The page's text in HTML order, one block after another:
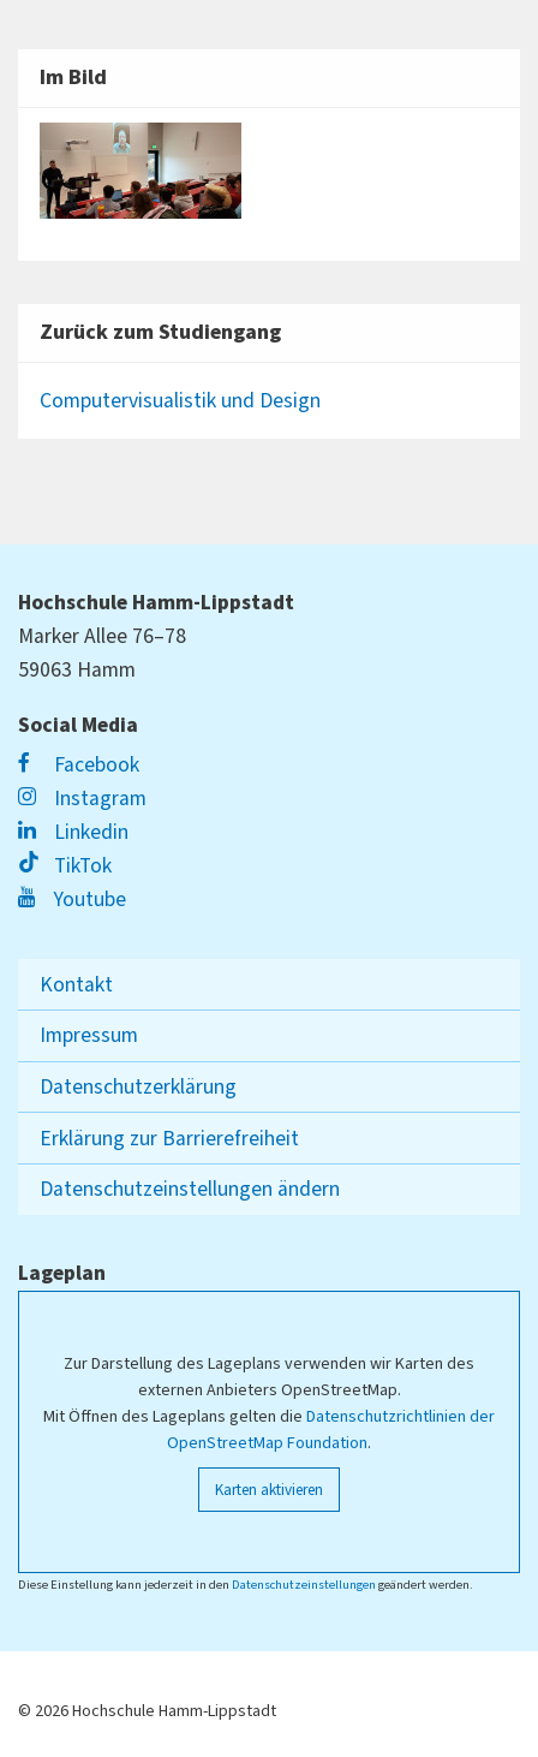
Im Bild
Zurück zum Studiengang
Computervisualistik und Design
Hochschule Hamm-Lippstadt
Marker Allee 76–78
59063 Hamm
Social Media
Facebook
Instagram
Linkedin
TikTok
Youtube
Kontakt
Impressum
Datenschutzerklärung
Erklärung zur Barrierefreiheit
Datenschutzeinstellungen ändern
Lageplan
Zur Darstellung des Lageplans verwenden wir Karten des
externen Anbieters OpenStreetMap.
Mit Öffnen des Lageplans gelten die Datenschutzrichtlinien der
OpenStreetMap Foundation.
Karten aktivieren
Diese Einstellung kann jederzeit in den Datenschutzeinstellungen geändert werden.
© 2026 Hochschule Hamm-Lippstadt